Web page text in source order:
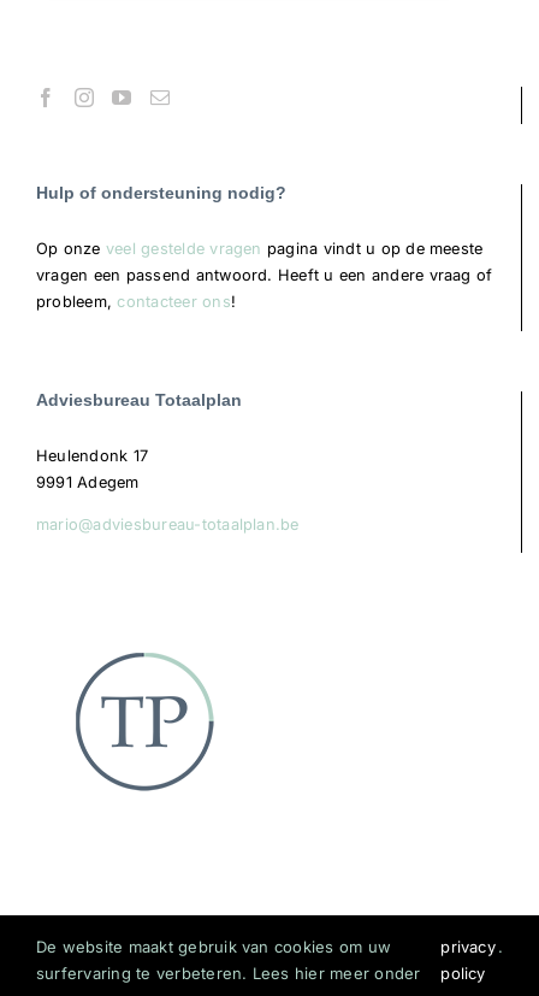
Hulp of ondersteuning nodig?
Op onze veel gestelde vragen pagina vindt u op de meeste
vragen een passend antwoord. Heeft u een andere vraag of
probleem,contacteer ons!
Adviesbureau Totaalplan
Heulendonk 17
9991 Adegem
mario@adviesbureau-totaalplan.be
De website maakt gebruik van cookies om uw
surfervaring te verbeteren. Lees hier meer onder
privacy
policy
.